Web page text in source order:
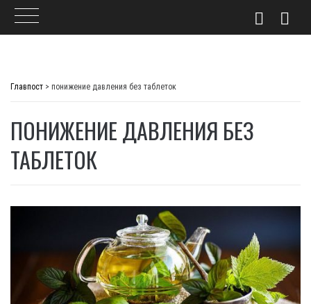
Главпост > понижение давления без таблеток
ПОНИЖЕНИЕ ДАВЛЕНИЯ БЕЗ
ТАБЛЕТОК